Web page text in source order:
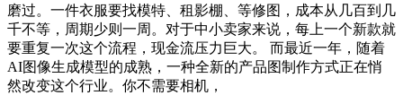
磨过。一件衣服要找模特、租影棚、等修图，成本从几百到几
千不等，周期少则一周。对于中小卖家来说，每上一个新款就
要重复一次这个流程，现金流压力巨大。 而最近一年，随着
AI图像生成模型的成熟，一种全新的产品图制作方式正在悄
然改变这个行业。你不需要相机，